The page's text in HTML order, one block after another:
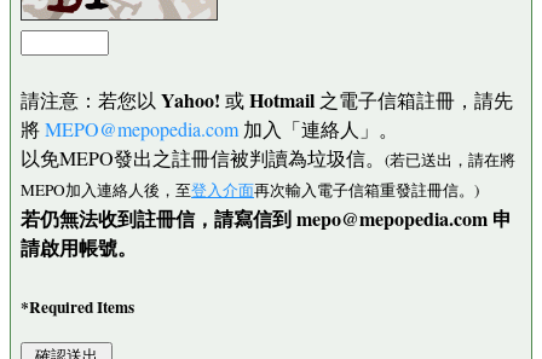
請注意：若您以 Yahoo! 或Hotmail 之電子信箱註冊，請先
將MEPO@mepopedia.com 加入「連絡人」。
以免MEPO發出之註冊信被判讀為垃圾信。 (若已送出，請在將
MEPO加入連絡人後，至登入介面再次輸入電子信箱重發註冊信。)
若仍無法收到註冊信，請寫信到 mepo@mepopedia.com 申
請啟用帳號。
*Required Items